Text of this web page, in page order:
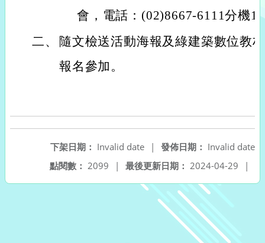
會，電話：(02)8667-6111分機
二、
隨文檢送活動海報及綠建築數位教
報名參加。
發佈日期： Invalid date
下架日期： Invalid date
|
最後更新日期： 2024-04-29 |
點閱數： 2099 |